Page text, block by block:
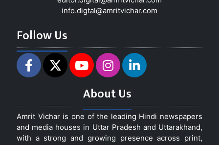
info.digtal@amritvichar.com
Follow Us
About Us
Amrit Vichar is one of the leading Hindi newspapers
and media houses in Uttar Pradesh and Uttarakhand,
with a strong and growing presence across print,